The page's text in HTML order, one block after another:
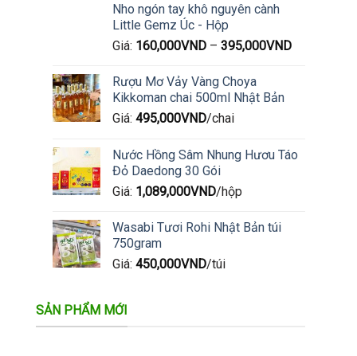
Nho ngón tay khô nguyên cành
Little Gemz Úc - Hộp
Giá: 160,000VND– 395,000VND
Rượu Mơ Vảy Vàng Choya
Kikkoman chai 500ml Nhật Bản
Giá: 495,000VND/chai
Nước Hồng Sâm Nhung Hươu Táo
Đỏ Daedong 30 Gói
Giá: 1,089,000VND/hộp
Wasabi Tươi Rohi Nhật Bản túi
750gram
Giá: 450,000VND/túi
SẢN PHẨM MỚI